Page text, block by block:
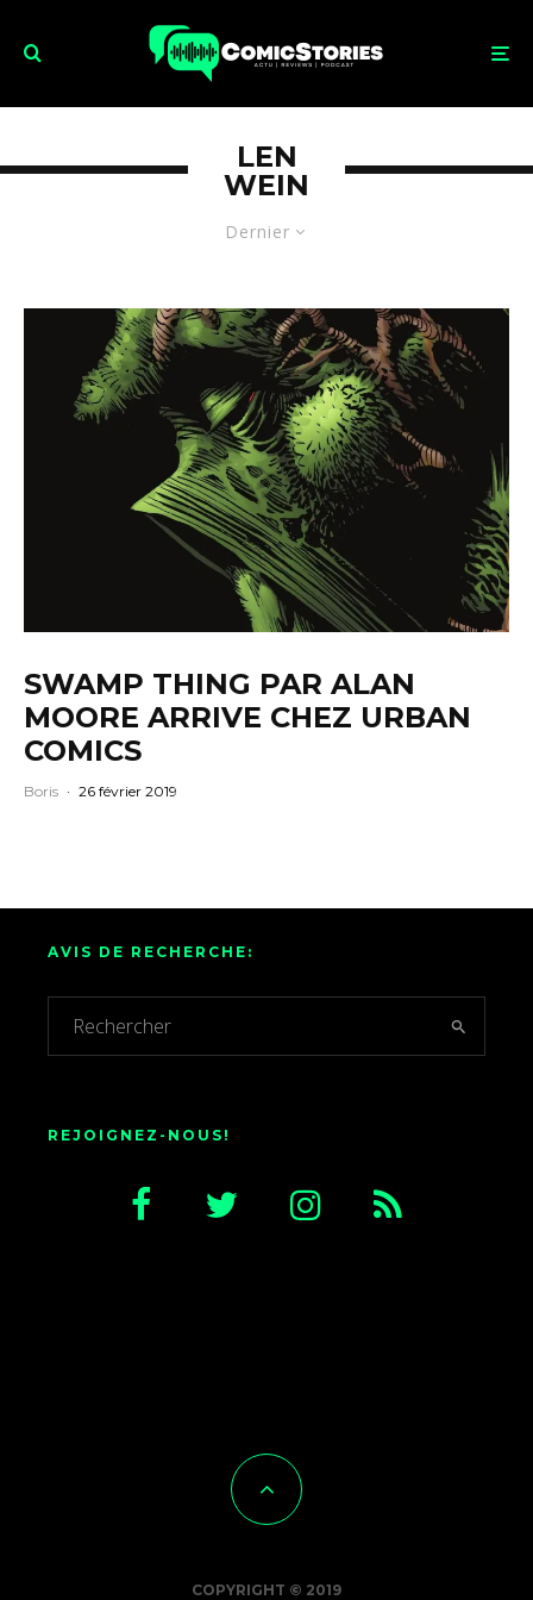
Dernier
LEN
WEIN
SWAMP THING PAR ALAN
MOORE ARRIVE CHEZ URBAN
COMICS
Boris · 26 février 2019
AVIS DE RECHERCHE:
REJOIGNEZ-NOUS!
COPYRIGHT © 2019